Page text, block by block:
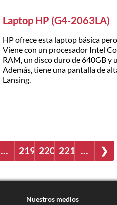
Laptop HP (G4-2063LA)
HP ofrece esta laptop básica
Viene con un procesador Intel
RAM, un disco duro de 640GB y
Además, tiene una pantalla de
Lansing.
… 219 220 221 … ❯
Nuestros medios